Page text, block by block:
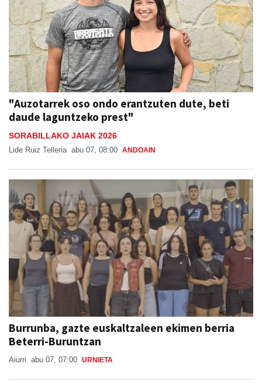
"Auzotarrek oso ondo erantzuten dute, beti
daude laguntzeko prest"
SORABILLAKO JAIAK 2026
Lide Ruiz Telleria abu 07, 08:00 ANDOAIN
Burrunba, gazte euskaltzaleen ekimen berria
Beterri-Buruntzan
Aiurri abu 07, 07:00 URNIETA